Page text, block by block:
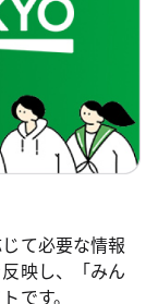
て必要な情報
映し、「みん
です。